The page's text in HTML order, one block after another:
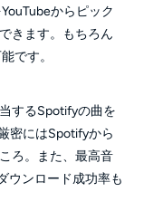
からピック
きます。もちろん
です。
するSpotifyの曲を
密にはSpotifyから
ろ。また、最高音
ウンロード成功率も